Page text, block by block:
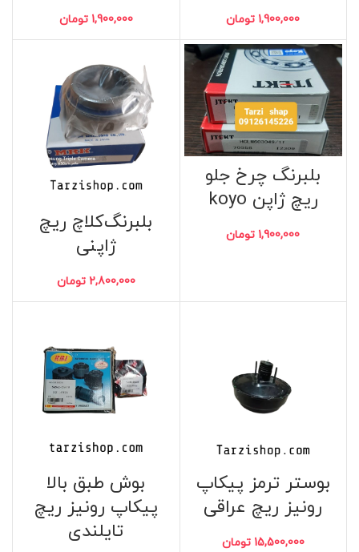
1,900,000 تومان 1,900,000 تومان
بلبرنگ چرخ جلو
ریچ ژاپن koyo
1,900,000 تومان
بلبرنگ‌کلاچ ریچ
ژاپنی
2,800,000 تومان
بوستر ترمز پیکاپ
رونیز ریچ عراقی
15,500,000 تومان
بوش طبق بالا
پیکاپ رونیز ریچ
تایلندی